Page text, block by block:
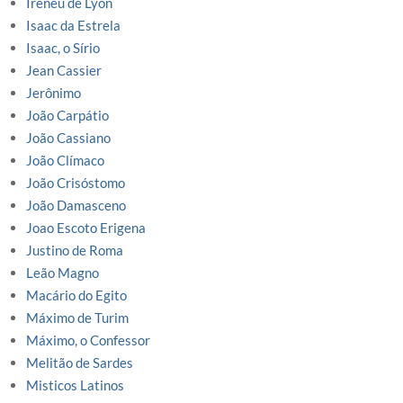
Isaac da Estrela
Isaac, o Sírio
Jean Cassier
Jerônimo
João Carpátio
João Cassiano
João Clímaco
João Crisóstomo
João Damasceno
Joao Escoto Erigena
Justino de Roma
Leão Magno
Macário do Egito
Máximo de Turim
Máximo, o Confessor
Melitão de Sardes
Misticos Latinos